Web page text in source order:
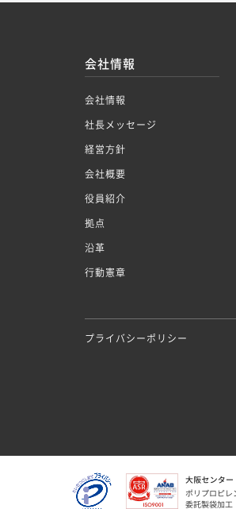
会社情報
会社情報
社長メッセージ
経営方針
会社概要
役員紹介
拠点
沿革
行動憲章
プライバシーポリシー